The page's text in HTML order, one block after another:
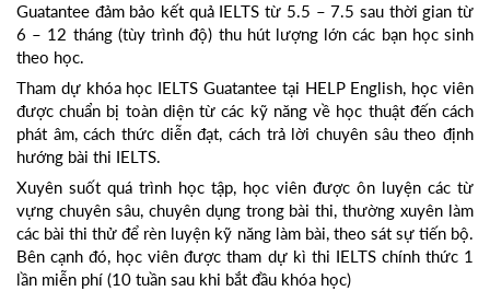
Guatantee đảm bảo kết quả IELTS từ 5.5 – 7.5 sau thời gian từ
6 – 12 tháng (tùy trình độ) thu hút lượng lớn các bạn học sinh
theo học.
Tham dự khóa học IELTS Guatantee tại HELP English, học viên
được chuẩn bị toàn diện từ các kỹ năng về học thuật đến cách
phát âm, cách thức diễn đạt, cách trả lời chuyên sâu theo định
hướng bài thi IELTS.
Xuyên suốt quá trình học tập, học viên được ôn luyện các từ
vựng chuyên sâu, chuyên dụng trong bài thi, thường xuyên làm
các bài thi thử để rèn luyện kỹ năng làm bài, theo sát sự tiến bộ.
Bên cạnh đó, học viên được tham dự kì thi IELTS chính thức 1
lần miễn phí (10 tuần sau khi bắt đầu khóa học)